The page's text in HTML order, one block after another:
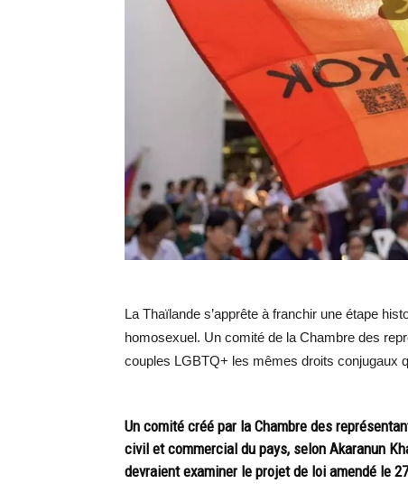
La Thaïlande s’apprête à franchir une étape
homosexuel. Un comité de la Chambre des
couples LGBTQ+ les mêmes droits conjugaux
Un comité créé par la Chambre des
civil et commercial du pays, selon Akaranun
devraient examiner le projet de loi amendé le